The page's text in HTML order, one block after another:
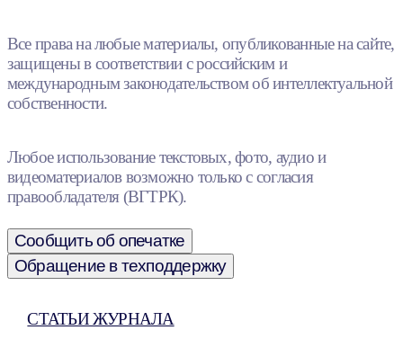
Все права на любые материалы, опубликованные на сайте,
защищены в соответствии с российским и
международным законодательством об интеллектуальной
собственности.
Любое использование текстовых, фото, аудио и
видеоматериалов возможно только с согласия
правообладателя (ВГТРК).
Сообщить об опечатке
Обращение в техподдержку
СТАТЬИ ЖУРНАЛА